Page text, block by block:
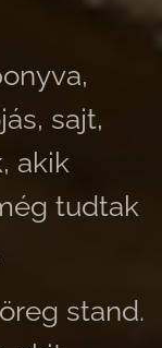
sajt,
akik
tudtak
stand.